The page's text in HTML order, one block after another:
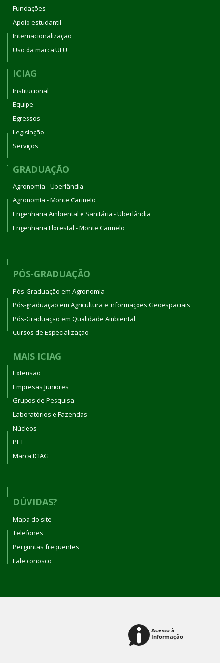
Fundações
Apoio estudantil
Internacionalização
Uso da marca UFU
ICIAG
Institucional
Equipe
Egressos
Legislação
Serviços
GRADUAÇÃO
Agronomia - Uberlândia
Agronomia - Monte Carmelo
Engenharia Ambiental e Sanitária - Uberlândia
Engenharia Florestal - Monte Carmelo
PÓS-GRADUAÇÃO
Pós-Graduação em Agronomia
Pós-graduação em Agricultura e Informações Geoespaciais
Pós-Graduação em Qualidade Ambiental
Cursos de Especialização
MAIS ICIAG
Extensão
Empresas Juniores
Grupos de Pesquisa
Laboratórios e Fazendas
Núcleos
PET
Marca ICIAG
DÚVIDAS?
Mapa do site
Telefones
Perguntas frequentes
Fale conosco